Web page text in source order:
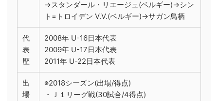
→スタンダール・リエージュ(ベルギー)→シン
ト=トロイデン V.V.(ベルギー)→サガン鳥栖
代
表
歴
2008年 U-16日本代表
2009年 U-17日本代表
2011年 U-22日本代表
出
場
※2018シーズン(出場/得点)
・Ｊ１リーグ戦(30試合/4得点)